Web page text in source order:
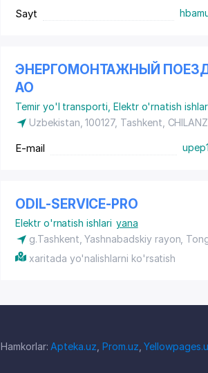
Sayt
ЭНЕРГОМОНТАЖНЫЙ
АО
Temir yo'l transporti Elektr o'rnatish
Uzbekistan, 100127, Tashkent,
E-mail
ODIL-SERVICE-PRO
Elektr o'rnatish ishlari yana
g.Tashkent,Yashnabadskiy rayon ,
xaritada yo'nalishlarni ko'rsatish
Hamkorlar: Apteka.uz Prom.uz ,